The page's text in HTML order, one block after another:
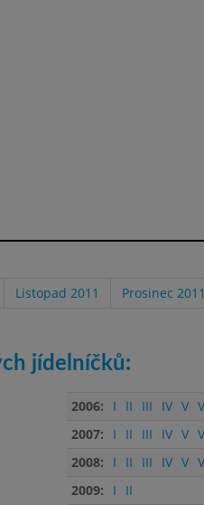
Listopad 2011 Prosinec
jídelníčků:
2006: I II III IV V
2007:
I II III IV V
2008:
I II III IV V
2009:
I
II